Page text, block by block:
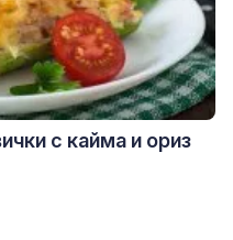
с кайма и ориз